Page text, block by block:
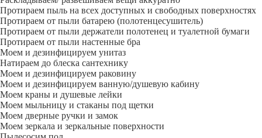
Протираем пыль на всех доступных и свободных поверхностях
Протираем от пыли батарею (полотенцесушитель)
Протираем от пыли держатели полотенец и туалетной бумаги
Протираем от пыли настенные бра
Моем и дезинфицируем унитаз
Натираем до блеска сантехнику
Моем и дезинфицируем раковину
Моем и дезинфицируем ванную/душевую кабину
Моем краны и душевые лейки
Моем мыльницу и стаканы под щетки
Моем дверные ручки и замок
Моем зеркала и зеркальные поверхности